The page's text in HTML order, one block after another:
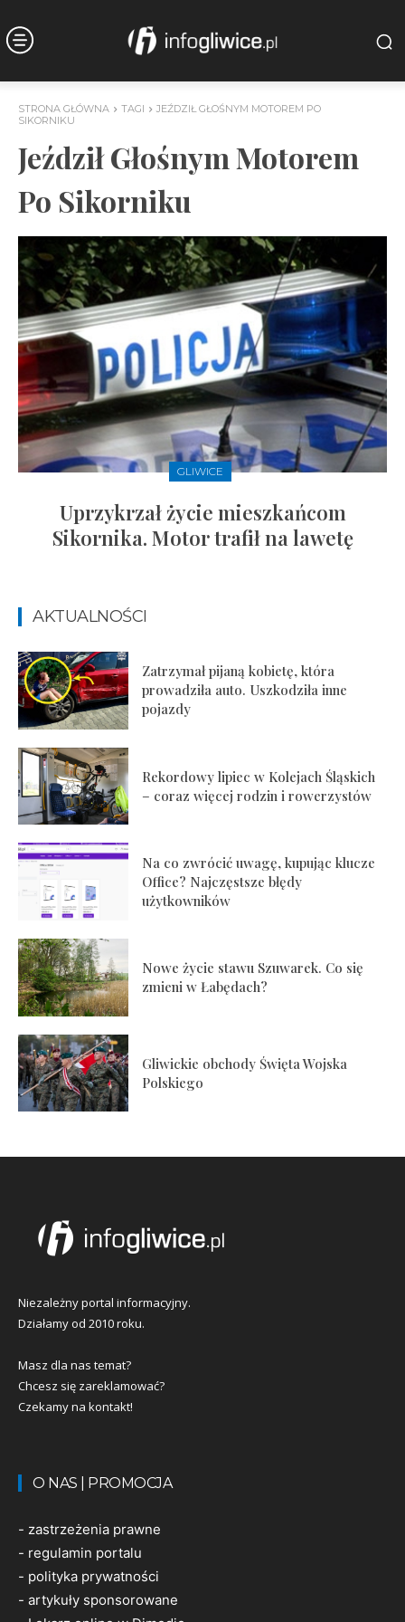
STRONA GŁÓWNA TAGI
JEŹDZIŁ GŁOŚNYM MOTOREM PO
SIKORNIKU
Jeździł Głośnym Motorem
Po Sikorniku
GLIWICE
Uprzykrzał życie mieszkańcom
Sikornika. Motor trafił na lawetę
AKTUALNOŚCI
Zatrzymał pijaną kobietę, która
prowadziła auto. Uszkodziła inne
pojazdy
Rekordowy lipiec w Kolejach Śląskich
– coraz więcej rodzin i rowerzystów
Na co zwrócić uwagę, kupując klucze
Office? Najczęstsze błędy
użytkowników
Nowe życie stawu Szuwarek. Co się
zmieni w Łabędach?
Gliwickie obchody Święta Wojska
Polskiego
Niezależny portal informacyjny.
Działamy od 2010 roku.
Masz dla nas temat?
Chcesz się zareklamować?
Czekamy na kontakt!
O NAS | PROMOCJA
- zastrzeżenia prawne
- regulamin portalu
- polityka prywatności
- artykuły sponsorowane